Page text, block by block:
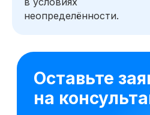
неопределённости.
16 модулей за 7 месяцев